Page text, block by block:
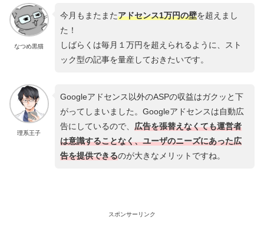
なつめ黒猫
今月もまたまたアドセンス1万円の壁を超えまし
た！
しばらくは毎月１万円を超えられるように、スト
ック型の記事を量産しておきたいです。
理系王子
Googleアドセンス以外のASPの収益はガクッと下
がってしまいました。Googleアドセンスは自動広
告にしているので、 広告を張替えなくても運営者
は意識することなく、ユーザのニーズにあった広
告を提供できるのが大きなメリットですね。
スポンサーリンク